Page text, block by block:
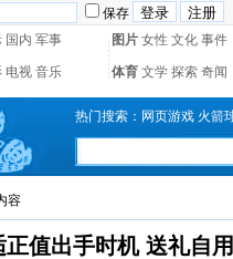
保存
国内 军事 图片 女性 文化 事件
电视 音乐 体育 文学 探索 奇闻
热门搜索： 网页游戏 火箭
容
正值出手时机 送礼自